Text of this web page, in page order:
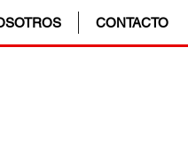
CONTACTO